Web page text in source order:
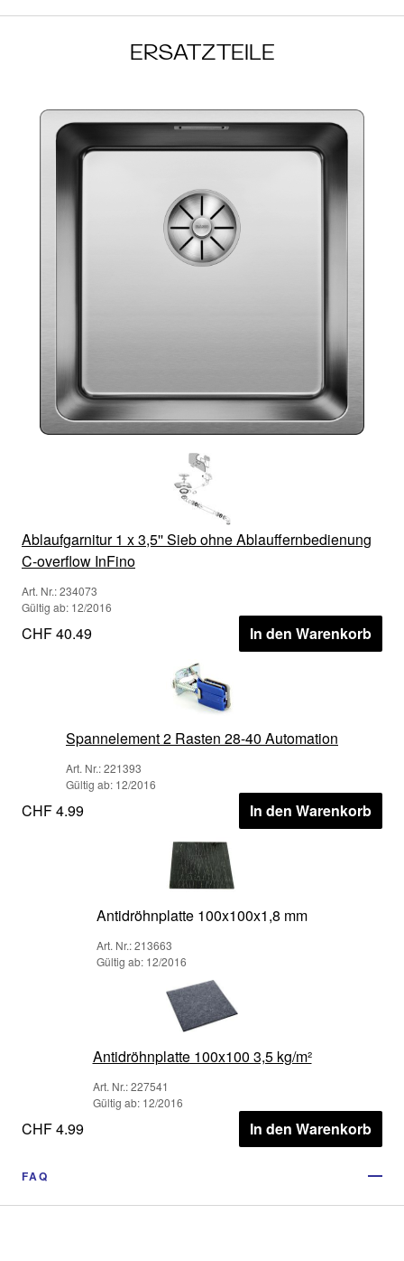
ERSATZTEILE
Ablaufgarnitur 1 x 3,5'' Sieb ohne Ablauffernbedienung
C-overflow InFino
Art. Nr.: 234073
Gültig ab: 12/2016
CHF 40.49 In den Warenkorb
Spannelement 2 Rasten 28-40 Automation
Art. Nr.: 221393
Gültig ab: 12/2016
CHF 4.99 In den Warenkorb
Antidröhnplatte 100x100x1,8 mm
Art. Nr.: 213663
Gültig ab: 12/2016
Antidröhnplatte 100x100 3,5 kg/m²
Art. Nr.: 227541
Gültig ab: 12/2016
CHF 4.99 In den Warenkorb
FAQ